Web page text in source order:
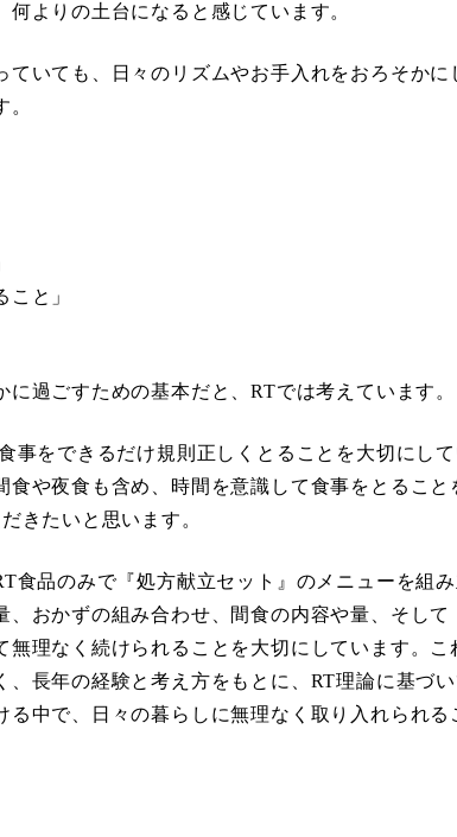
よりの土台になると感じています。
ていても、日々のリズムやお手入れをおろそか
こと」
過ごすための基本だと、RTでは考えています。
事をできるだけ規則正しくとることを大切にし
食や夜食も含め、時間を意識して食事をとること
きたいと思います。
食品のみで『処方献立セット』のメニューを組み
おかずの組み合わせ、間食の内容や量、そして
無理なく続けられることを大切にしています。
、長年の経験と考え方をもとに、RT理論に基づ
る中で、日々の暮らしに無理なく取り入れられる